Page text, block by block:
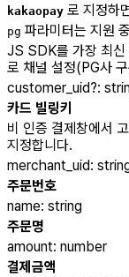
kakaopay 로 지정하
pg 파라미터는 지원
JS SDK를 가장 최신
로 채널 설정(PG사
customer_uid?:
카드 빌링키
비 인증 결제창에서
지정합니다.
merchant_uid:
주문번호
name: string
주문명
amount: number
결제금액